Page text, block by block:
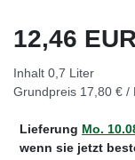
12,46
Inhalt 0,7 Liter
Grundpreis 17,80 € /
Lieferung Mo.
wenn sie jetzt